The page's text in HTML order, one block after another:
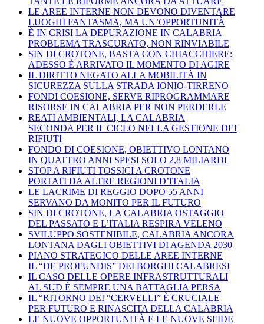
LE AREE INTERNE NON DEVONO DIVENTARE
LUOGHI FANTASMA, MA UN’OPPORTUNITÀ
È IN CRISI LA DEPURAZIONE IN CALABRIA
PROBLEMA TRASCURATO, NON RINVIABILE
SIN DI CROTONE, BASTA CON CHIACCHIERE:
ADESSO È ARRIVATO IL MOMENTO DI AGIRE
IL DIRITTO NEGATO ALLA MOBILITÀ IN
SICUREZZA SULLA STRADA IONIO-TIRRENO
FONDI COESIONE, SERVE RIPROGRAMMARE
RISORSE IN CALABRIA PER NON PERDERLE
REATI AMBIENTALI, LA CALABRIA
SECONDA PER IL CICLO NELLA GESTIONE DEI
RIFIUTI
FONDO DI COESIONE, OBIETTIVO LONTANO
IN QUATTRO ANNI SPESI SOLO 2,8 MILIARDI
STOP A RIFIUTI TOSSICI A CROTONE
PORTATI DA ALTRE REGIONI D’ITALIA
LE LACRIME DI REGGIO DOPO 55 ANNI
SERVANO DA MONITO PER IL FUTURO
SIN DI CROTONE, LA CALABRIA OSTAGGIO
DEL PASSATO E L’ITALIA RESPIRA VELENO
SVILUPPO SOSTENIBILE, CALABRIA ANCORA
LONTANA DAGLI OBIETTIVI DI AGENDA 2030
PIANO STRATEGICO DELLE AREE INTERNE
IL “DE PROFUNDIS” DEI BORGHI CALABRESI
IL CASO DELLE OPERE INFRASTRUTTURALI
AL SUD È SEMPRE UNA BATTAGLIA PERSA
IL “RITORNO DEI “CERVELLI” È CRUCIALE
PER FUTURO E RINASCITA DELLA CALABRIA
LE NUOVE OPPORTUNITÀ E LE NUOVE SFIDE